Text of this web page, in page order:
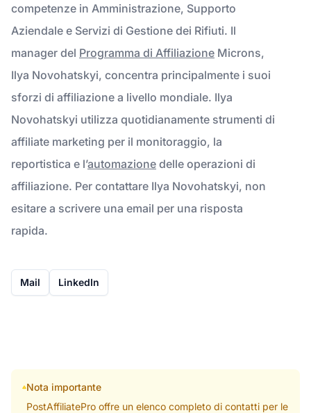
competenze in Amministrazione, Supporto
Aziendale e Servizi di Gestione dei Rifiuti. Il
manager del Programma di Affiliazione Microns,
Ilya Novohatskyi, concentra principalmente i suoi
sforzi di affiliazione a livello mondiale. Ilya
Novohatskyi utilizza quotidianamente strumenti di
affiliate marketing per il monitoraggio, la
reportistica e l’automazione delle operazioni di
affiliazione. Per contattare Ilya Novohatskyi, non
esitare a scrivere una email per una risposta
rapida.
Mail LinkedIn
Nota importante
PostAffiliatePro offre un elenco completo di contatti per le